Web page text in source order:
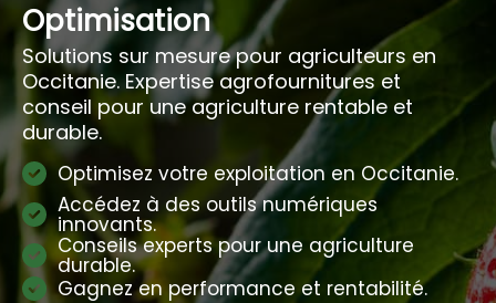
Optimisation
Solutions sur mesure pour agriculteurs en
Occitanie. Expertise agrofournitures et
conseil pour une agriculture rentable et
durable.
Optimisez votre exploitation en Occitanie.
Accédez à des outils numériques
innovants.
Conseils experts pour une agriculture
durable.
Gagnez en performance et rentabilité.